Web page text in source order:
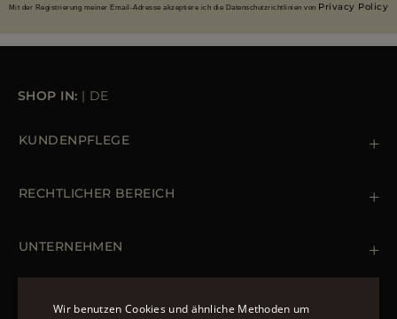
Mit der Registrierung meiner Email-Adresse akzeptiere ich die Datenschutzrichtlinien von Privacy Policy
SHOP IN: | DE
KUNDENPFLEGE
Bestellungen & Zahlungen
RECHTLICHER BEREICH
Cookie Policy
UNTERNEHMEN
Wir benutzen Cookies und ähnliche Methoden um